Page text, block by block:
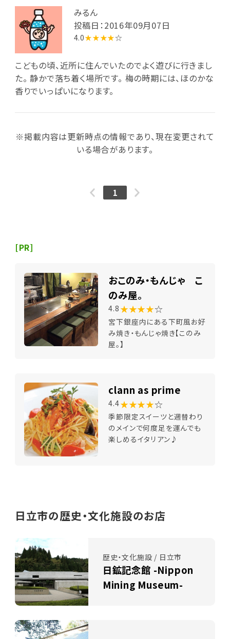
みるん
投稿日：2016年09月07日
4.0★★★★☆
こどもの頃、近所に住んでいたのでよく遊びに行きまし
た。 静かで落ち着く場所です。 梅の時期には、ほのかな
香りでいっぱいになります。
※掲載内容は更新時点の情報であり、現在変更されて
いる場合があります。
1
[PR]
おこのみ・もんじゃ こ
のみ屋。
4.8 ★★★★☆
宮下銀座内にある下町風お好
み焼き・もんじゃ焼き【このみ
屋。】
clann as prime
4.4★★★★☆
季節限定スイーツと週替わり
のメインで何度足を運んでも
楽しめるイタリアン♪
日立市の歴史・文化施設のお店
歴史・文化施設 / 日立市
日鉱記念館 -Nippon
Mining Museum-